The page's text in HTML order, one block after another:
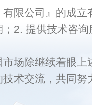
有限公司』的成
2. 提供技术咨
场除继续着眼
技术交流，共同